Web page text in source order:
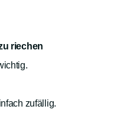
riechen
zufällig.